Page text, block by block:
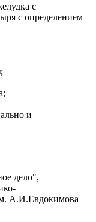
с
с определением
и
дело",
А.И.Евдокимова